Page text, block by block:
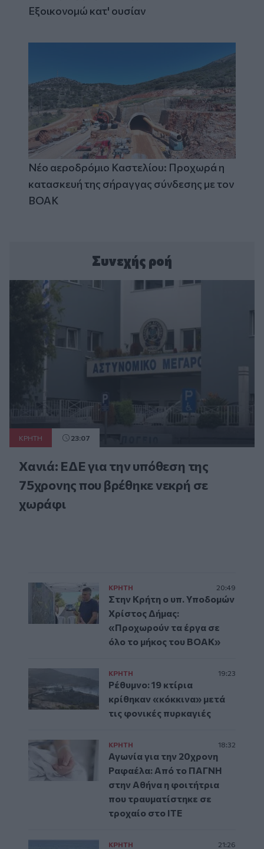
Εξοικονομώ κατ' ουσίαν
Νέο αεροδρόμιο Καστελίου: Προχωρά η
κατασκευή της σήραγγας σύνδεσης με τον
ΒΟΑΚ
Συνεχής ροή
ΚΡΗΤΗ 23:07
Χανιά: ΕΔΕ για την υπόθεση της
75χρονης που βρέθηκε νεκρή σε
χωράφι
ΚΡΗΤΗ 20:49
Στην Κρήτη ο υπ. Υποδομών
Χρίστος Δήμας:
«Προχωρούν τα έργα σε
όλο το μήκος του ΒΟΑΚ»
ΚΡΗΤΗ 19:23
Ρέθυμνο: 19 κτίρια
κρίθηκαν «κόκκινα» μετά
τις φονικές πυρκαγιές
ΚΡΗΤΗ 18:32
Αγωνία για την 20χρονη
Ραφαέλα: Από το ΠΑΓΝΗ
στην Αθήνα η φοιτήτρια
που τραυματίστηκε σε
τροχαίο στο ΙΤΕ
ΚΡΗΤΗ 21:26